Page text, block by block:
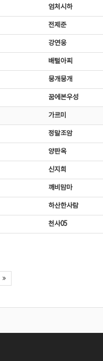
엄처시하
전제준
강연웅
배털아찌
뭉개뭉개
꿈에본우성
가르미
정말조암
양판옥
신지희
깨비맘마
하산한사람
천사05